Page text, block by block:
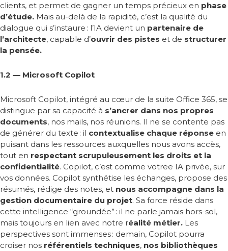
clients, et permet de gagner un temps précieux en phase
d’étude. Mais au-delà de la rapidité, c’est la qualité du
dialogue qui s’instaure : l’IA devient un partenaire de
l’architecte, capable d’ouvrir des pistes et de structurer
la pensée.
1.2 — Microsoft Copilot
Microsoft Copilot, intégré au cœur de la suite Office 365, se
distingue par sa capacité à s’ancrer dans nos propres
documents, nos mails, nos réunions. Il ne se contente pas
de générer du texte : il contextualise chaque réponse en
puisant dans les ressources auxquelles nous avons accès,
tout en respectant scrupuleusement les droits et la
confidentialité. Copilot, c’est comme votree IA privée, sur
vos données. Copilot synthétise les échanges, propose des
résumés, rédige des notes, et nous accompagne dans la
gestion documentaire du projet. Sa force réside dans
cette intelligence “groundée” : il ne parle jamais hors-sol,
mais toujours en lien avec notre réalité métier. Les
perspectives sont immenses: demain, Copilot pourra
croiser nos référentiels techniques, nos bibliothèques